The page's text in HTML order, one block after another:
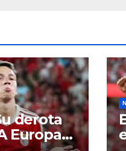
derota
Europa